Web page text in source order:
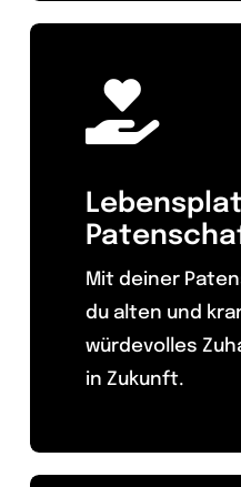
Mit deiner
du alten und
würdevolles
in Zukunft.